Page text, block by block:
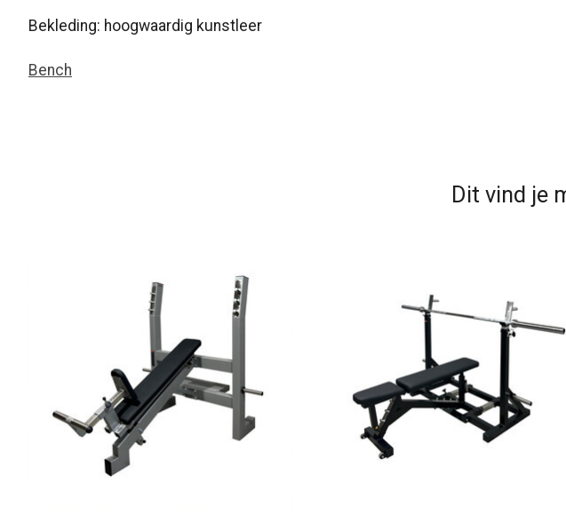
Bekleding: hoogwaardig kunstleer
Bench
Dit vind je